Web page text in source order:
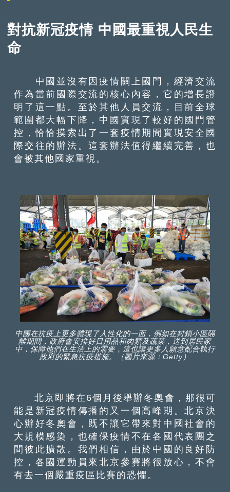
對抗新冠疫情 中國最重視人民生
命
中國並沒有因疫情關上國門，經濟交流
作為當前國際交流的核心內容，它的增長證
明了這一點。至於其他人員交流，目前全球
範圍都大幅下降，中國實現了較好的國門管
控，恰恰摸索出了一套疫情期間實現安全國
際交往的辦法。這套辦法值得繼續完善，也
會被其他國家重視。
中國在抗疫上更多體現了人性化的一面，例如在封鎖小區隔
離期間，政府會安排好日用品和肉類及蔬菜，送到居民家
中，保障他們在生活上的需要，這也讓更多人願意配合執行
政府的緊急抗疫措施。（圖片來源：Getty）
北京即將在6個月後舉辦冬奧會，那很可
能是新冠疫情傳播的又一個高峰期。北京決
心辦好冬奧會，既不讓它帶來對中國社會的
大規模感染，也確保疫情不在各國代表團之
間彼此擴散。我們相信，由於中國的良好防
控，各國運動員來北京參賽將很放心，不會
有去一個嚴重疫區比賽的恐懼。